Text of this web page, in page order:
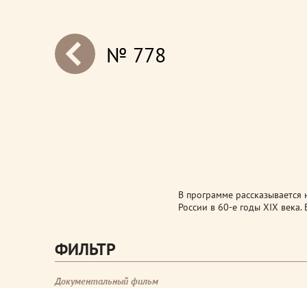
next№ 778
В программе
России в 60-е годы XIX века.
ФИЛЬТР
Документальный фильм